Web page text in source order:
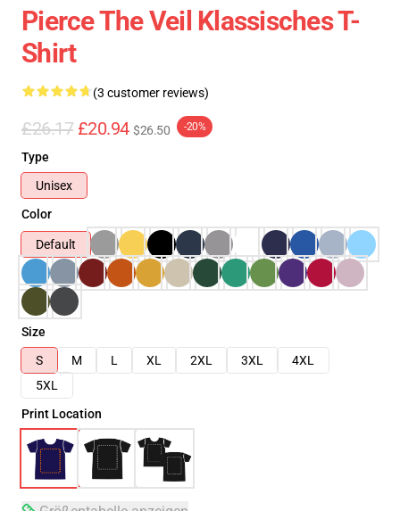
Pierce The Veil Klassisches T-
Shirt
(3 customer reviews)
£26.17 £20.94 $26.50 -20%
Type
Unisex
Color
Default
Size
S
M L XL 2XL 3XL
4XL
5XL
Print Location